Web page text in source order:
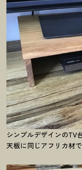
シンプルデザインのTV
天板に同じアフリカ材で